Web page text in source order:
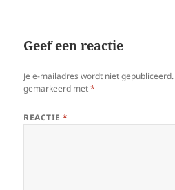
Geef een reactie
Je e-mailadres wordt niet gepubliceerd.
gemarkeerd met*
REACTIE*